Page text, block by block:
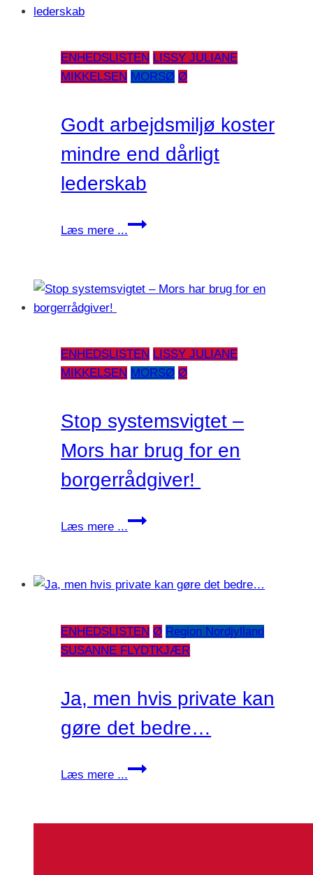
ENHEDSLISTEN LISSY JULIANE
MIKKELSEN MORSØ Ø
Godt arbejdsmiljø koster
mindre end dårligt
lederskab
Læs mere ...
Godt
end
ENHEDSLISTEN LISSY JULIANE
MIKKELSEN MORSØ Ø
Stop systemsvigtet –
Mors har brug for en
borgerrådgiver!
Læs mere ...
Stop
for
en
ENHEDSLISTEN Ø Region Nordjylland
SUSANNE FLYDTKJÆR
Ja, men hvis private kan
gøre det bedre…
Læs mere ...
Ja,
private